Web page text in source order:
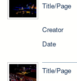
Title/Page
Creator
Date
Title/Page